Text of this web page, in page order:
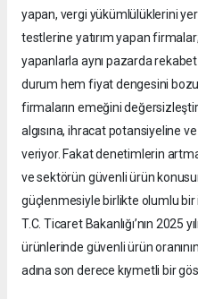
yapan, vergi yükümlülüklerini
testlerine yatırım yapan
yapanlarla aynı pazarda
durum hem fiyat dengesini
firmaların emeğini
algısına, ihracat potansiyeline
veriyor. Fakat denetimlerin
ve sektörün güvenli ürün
güçlenmesiyle birlikte olumlu
T.C. Ticaret Bakanlığı’nın 2025
ürünlerinde güvenli ürün
adına son derece kıymetli bir